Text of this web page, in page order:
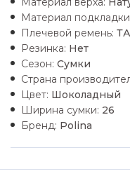
Материал
Плечевой ремень:
Резинка: Нет
Сезон: Сумки
Страна
Цвет: Шоколадный
Ширина сумки: 26
Бренд: Polina